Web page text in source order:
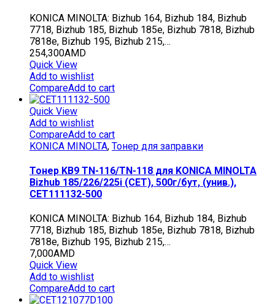
KONICA MINOLTA: Bizhub 164, Bizhub 184, Bizhub
7718, Bizhub 185, Bizhub 185e, Bizhub 7818, Bizhub
7818e, Bizhub 195, Bizhub 215,…
254,300AMD
Quick View
Add to wishlist
CompareAdd to cart
Quick View
Add to wishlist
CompareAdd to cart
KONICA MINOLTA, Тонер для заправки
Тонер KB9 TN-116/TN-118 для KONICA MINOLTA
Bizhub 185/226/225i (CET), 500г/бут, (унив.),
CET111132-500
KONICA MINOLTA: Bizhub 164, Bizhub 184, Bizhub
7718, Bizhub 185, Bizhub 185e, Bizhub 7818, Bizhub
7818e, Bizhub 195, Bizhub 215,…
7,000AMD
Quick View
Add to wishlist
CompareAdd to cart